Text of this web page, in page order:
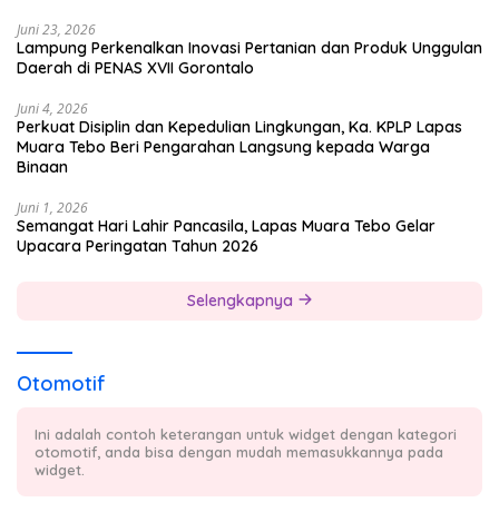
Juni 23, 2026
Lampung Perkenalkan Inovasi Pertanian dan Produk Unggulan
Daerah di PENAS XVII Gorontalo
Juni 4, 2026
Perkuat Disiplin dan Kepedulian Lingkungan, Ka. KPLP Lapas
Muara Tebo Beri Pengarahan Langsung kepada Warga
Binaan
Juni 1, 2026
Semangat Hari Lahir Pancasila, Lapas Muara Tebo Gelar
Upacara Peringatan Tahun 2026
Selengkapnya
Otomotif
Ini adalah contoh keterangan untuk widget dengan kategori
otomotif, anda bisa dengan mudah memasukkannya pada
widget.